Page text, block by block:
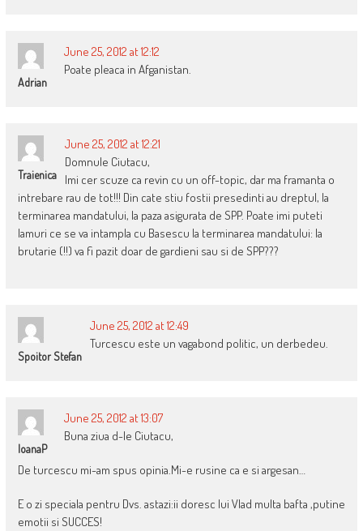
Adrian
June 25, 2012 at 12:12
Poate pleaca in Afganistan.
Traienica
June 25, 2012 at 12:21
Domnule Ciutacu,
Imi cer scuze ca revin cu un off-topic, dar ma framanta o
intrebare rau de tot!!! Din cate stiu fostii presedinti au dreptul, la
terminarea mandatului, la paza asigurata de SPP. Poate imi puteti
lamuri ce se va intampla cu Basescu la terminarea mandatului: la
brutarie (!!) va fi pazit doar de gardieni sau si de SPP???
Spoitor Stefan
June 25, 2012 at 12:49
Turcescu este un vagabond politic, un derbedeu.
IoanaP
June 25, 2012 at 13:07
Buna ziua d-le Ciutacu,
De turcescu mi-am spus opinia.Mi-e rusine ca e si argesan…
E o zi speciala pentru Dvs. astazi:ii doresc lui Vlad multa bafta ,putine
emotii si SUCCES!